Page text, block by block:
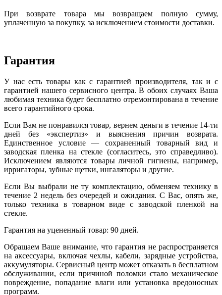
При возврате товара мы возвращаем полную сумму,
уплаченную за покупку, за исключением стоимости доставки.
Гарантия
У нас есть товары как с гарантией производителя, так и с
гарантией нашего сервисного центра. В обоих случаях Ваша
любимая техника будет бесплатно отремонтирована в течение
всего гарантийного срока.
Если Вам не понравился товар, вернем деньги в течение 14-ти
дней без «экспертиз» и выяснения причин возврата.
Единственное условие — сохраненный товарный вид и
заводская пленка на стекле (согласитесь, это справедливо).
Исключением являются товары личной гигиены, например,
ирригаторы, зубные щетки, ингаляторы и другие.
Если Вы выбрали не ту комплектацию, обменяем технику в
течение 2 недель без очередей и ожидания. С Вас, опять же,
только техника в товарном виде с заводской пленкой на
стекле.
Гарантия на уцененный товар: 90 дней.
Обращаем Ваше внимание, что гарантия не распространяется
на аксессуары, включая чехлы, кабели, зарядные устройства,
аккумуляторы. Сервисный центр может отказать в бесплатном
обслуживании, если причиной поломки стало механическое
повреждение, попадание влаги или установка вредоносных
программ.